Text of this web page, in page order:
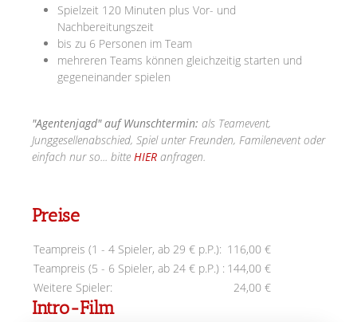
Spielzeit 120 Minuten plus Vor- und
Nachbereitungszeit
bis zu 6 Personen im Team
mehreren Teams können gleichzeitig starten und
gegeneinander spielen
"Agentenjagd" auf Wunschtermin: als Teamevent,
Junggesellenabschied, Spiel unter Freunden, Familenevent oder
einfach nur so... bitte HIER anfragen.
Preise
Teampreis (1 - 4 Spieler, ab 29 € p.P.): 116,00 €
Teampreis (5 - 6 Spieler, ab 24 € p.P.) : 144,00 €
Weitere Spieler:
24,00 €
Intro-Film